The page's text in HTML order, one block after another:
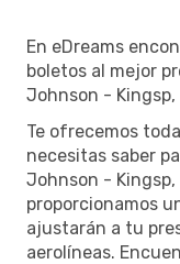
En eDreams
boletos al mejor
Johnson - Kingsp,
Te ofrecemos
necesitas saber
Johnson - Kingsp,
proporcionamos
ajustarán a tu
aerolíneas.